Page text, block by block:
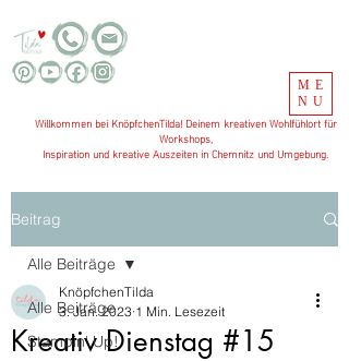
Willkommen bei KnöpfchenTilda! Deinem kreativen Wohlfühlort für
Workshops,
Inspiration und kreative Auszeiten in Chemnitz und Umgebung.
ME
NU
Beitrag
Alle Beiträge
Stampin' Up!
Alle Beiträge
Kreativ Dienstag #15
KnöpfchenTilda
3. Jan. 2023 1 Min. Lesezeit